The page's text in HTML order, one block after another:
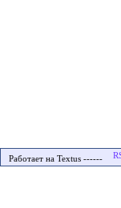
Работает на Textus ------